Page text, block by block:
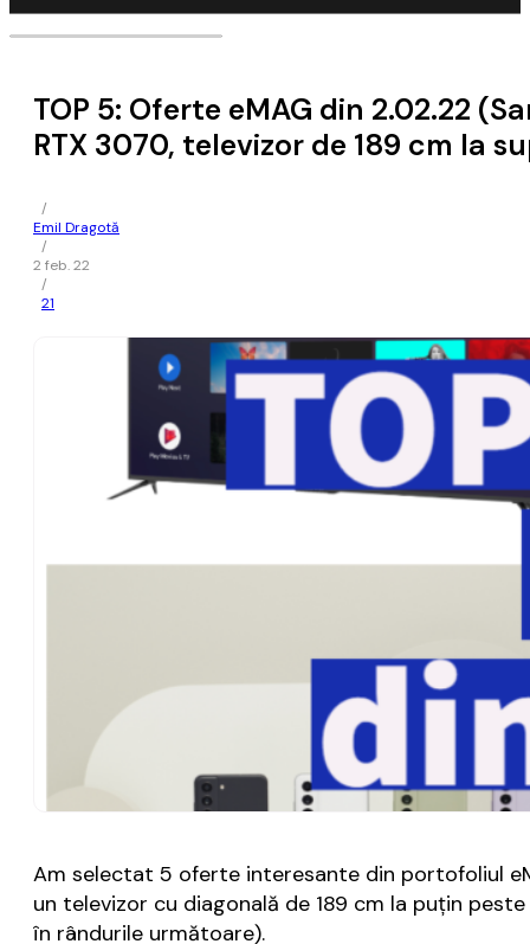
TOP 5: Oferte eMAG din 2.02.22
RTX 3070, televizor de 189 cm la
/
Emil Dragotă
/
2 feb. 22
/
21
Am selectat 5 oferte interesante din portofoliul
un televizor cu diagonală de 189 cm la puțin
în rândurile următoare).